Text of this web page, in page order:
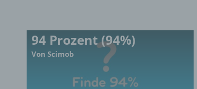
94 Prozent (94%)
Von Scimob